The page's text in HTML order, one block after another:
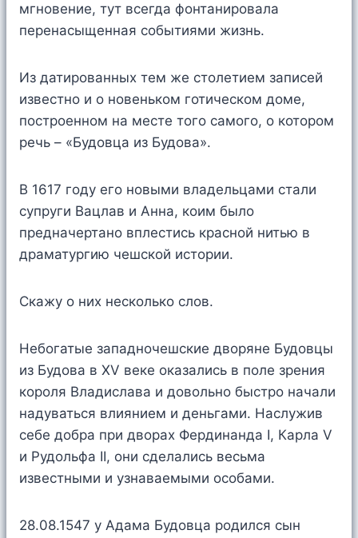
мгновение, тут всегда фонтанировала
перенасыщенная событиями жизнь.
Из датированных тем же столетием записей
известно и о новеньком готическом доме,
построенном на месте того самого, о котором
речь – «Будовца из Будова».
В 1617 году его новыми владельцами стали
супруги Вацлав и Анна, коим было
предначертано вплестись красной нитью в
драматургию чешской истории.
Скажу о них несколько слов.
Небогатые западночешские дворяне Будовцы
из Будова в XV веке оказались в поле зрения
короля Владислава и довольно быстро начали
надуваться влиянием и деньгами. Наслужив
себе добра при дворах Фердинанда I, Карла V
и Рудольфа II, они сделались весьма
известными и узнаваемыми особами.
28.08.1547 у Адама Будовца родился сын